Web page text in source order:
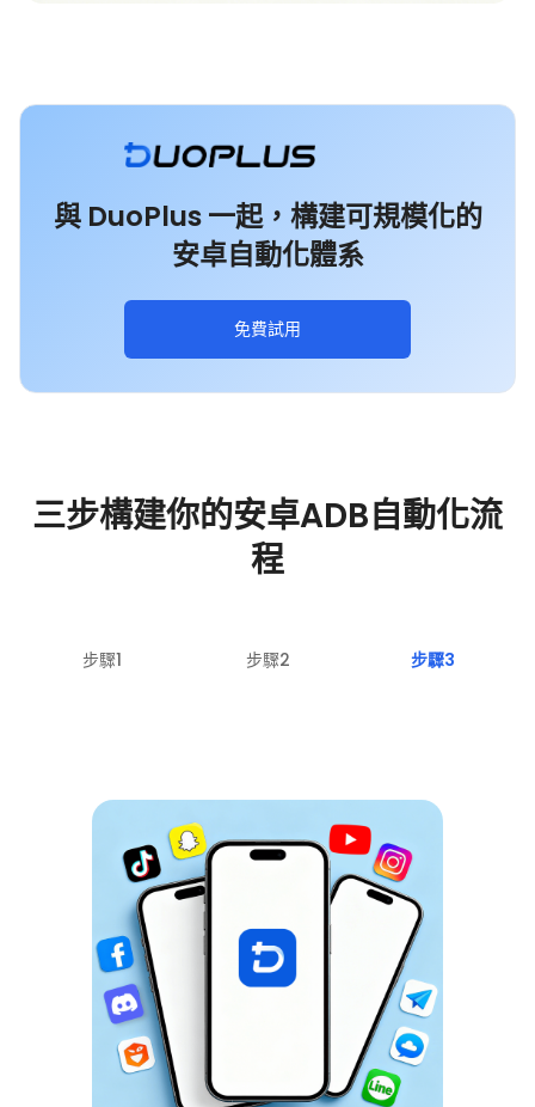
與 DuoPlus 一起，構建可規模化的
安卓自動化體系
免費試用
三步構建你的安卓ADB自動化流
程
步驟1 步驟2 步驟3